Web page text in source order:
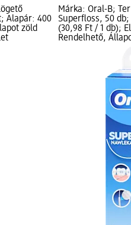
Alapár: 400
zöld
Márka: Oral-B;
Superfloss, 50
(30,98 Ft / 1 db);
Rendelhető,